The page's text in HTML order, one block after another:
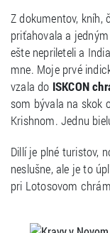
Z dokumentov,
priťahovala a
ešte neprileteli a
mne. Moje prvé
vzala do ISKCON
som bývala na skok
Krishnom. Jednu
Dillí je plné turistov,
neslušne, ale je to
pri Lotosovom